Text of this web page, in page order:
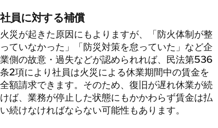
社員に対する補償
火災が起きた原因にもよりますが、「防火体制が整
っていなかった」「防災対策を怠っていた」など企
業側の故意・過失などが認められれば、民法第536
条2項により社員は火災による休業期間中の賃金を
全額請求できます。そのため、復旧が遅れ休業が続
けば、業務が停止した状態にもかかわらず賃金は払
い続けなければならない可能性もあります。